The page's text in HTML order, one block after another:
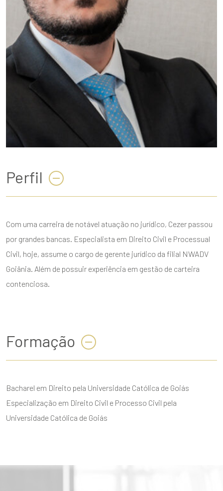
Perfil
Com uma carreira de notável atuação no jurídico, Cezer passou
por grandes bancas. Especialista em Direito Civil e Processual
Civil, hoje, assume o cargo de gerente jurídico da filial NWADV
Goiânia. Além de possuir experiência em gestão de carteira
contenciosa.
Formação
Bacharel em Direito pela Universidade Católica de Goiás
Especialização em Direito Civil e Processo Civil pela
Universidade Católica de Goiás